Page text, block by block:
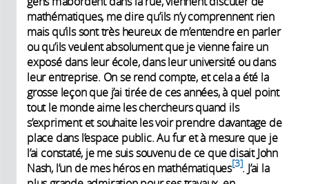
mathématiques, me dire qu’ils n’y comprennent rien
mais qu’ils sont très heureux de m’entendre en parler
ou qu’ils veulent absolument que je vienne faire un
exposé dans leur école, dans leur université ou dans
leur entreprise. On se rend compte, et cela a été la
grosse leçon que j’ai tirée de ces années, à quel point
tout le monde aime les chercheurs quand ils
s’expriment et souhaite les voir prendre davantage de
place dans l’espace public. Au fur et à mesure que je
l’ai constaté, je me suis souvenu de ce que disait John
Nash, l’un de mes héros en mathématiques 3 . J’ai la